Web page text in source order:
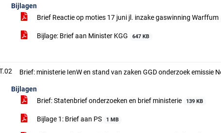
Bijlagen
Brief Reactie op moties 17 juni jl. inzake gaswinning Warffum
Bijlage: Brief aan Minister KGG 647 KB
Brief: ministerie IenW en stand van zaken GGD onderzoek emissie
Bijlagen
Brief: Statenbrief onderzoeken en brief ministerie
139 KB
Bijlage 1: Brief aan PS 1 MB